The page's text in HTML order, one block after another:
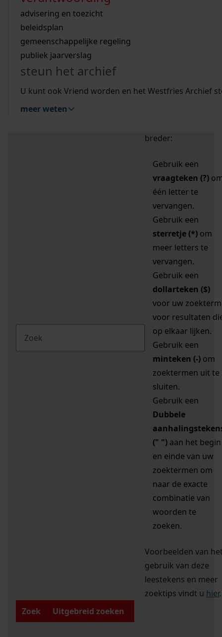
bouwvergunningen
omgevingsvergunningen
vergunningen
beeld en geluid
uitleg nodig?
Wij helpen u op weg met een aantal zoektips.
bekijk alle zoektips
Wij helpen u op weg met een aantal zoektips.
bekijk alle zoektips
bekijk ons geschiedenislokaal
advisering en toezicht
beleidsplan
gemeenschappelijke regeling
publiek jaarverslag
steun het archief
U kunt ook Vriend worden en het Westfries Archief
meer weten
zoektips
Mijn Studiezaal (inloggen)
uw zoekopdracht te
breder:
Gebruik een
vraagteken (?)
één letter te
vervangen.
Gebruik een
sterretje (*) om
meer letters te
vervangen.
Gebruik een
dollarteken ($)
voor uw zoekterm
voor resultaten
op elkaar lijken.
Gebruik een
minteken (-) om
zoektermen uit te
sluiten.
Gebruik een
Dubbele
(" ") aan het begin
en einde van uw
zoektermen om
naar de exacte
combinatie van
woorden te
zoeken.
Voorbeelden van
gebruik van deze
leestekens en meer
zoektips vindt u hier.
Zoek
Uitgebreid zoeken